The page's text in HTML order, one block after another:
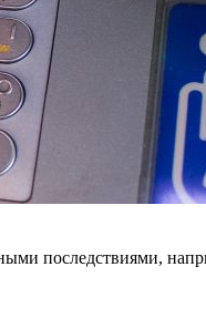
последствиями,